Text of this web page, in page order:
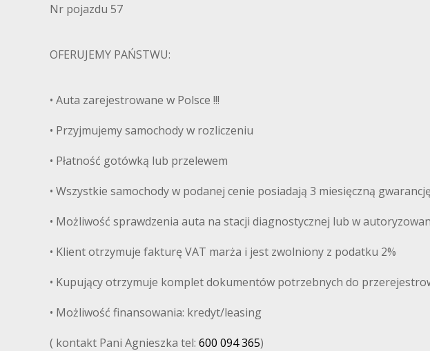
Nr pojazdu 57
OFERUJEMY PAŃSTWU:
• Auta zarejestrowane w Polsce !!!
• Przyjmujemy samochody w rozliczeniu
• Płatność gotówką lub przelewem
• Wszystkie samochody w podanej cenie posiadają 3 miesięczną
• Możliwość sprawdzenia auta na stacji diagnostycznej lub w
• Klient otrzymuje fakturę VAT marża i jest zwolniony z podatku 2%
• Kupujący otrzymuje komplet dokumentów potrzebnych do
• Możliwość finansowania: kredyt/leasing
( kontakt Pani Agnieszka tel: 600 094 365)